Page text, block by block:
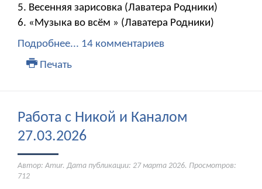
5. Весенняя зарисовка (Лаватера Родники)
6. «Музыка во всём » (Лаватера Родники)
Подробнее... 14 комментариев
Печать
Работа с Никой и Каналом
27.03.2026
Автор: Amur. Дата публикации: 27 марта 2026. Просмотров:
712